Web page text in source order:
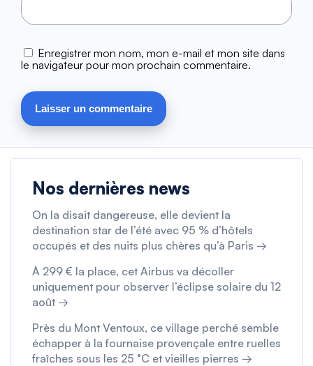
Enregistrer mon nom, mon e-mail et mon site dans
le navigateur pour mon prochain commentaire.
Nos dernières news
On la disait dangereuse, elle devient la
destination star de l’été avec 95 % d’hôtels
occupés et des nuits plus chères qu’à Paris →
À 299 € la place, cet Airbus va décoller
uniquement pour observer l’éclipse solaire du 12
août →
Près du Mont Ventoux, ce village perché semble
échapper à la fournaise provençale entre ruelles
fraîches sous les 25 °C et vieilles pierres →